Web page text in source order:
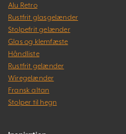
Alu Retro
Rustfrit glasgelænder
Stolpefrit gelænder
Glas og klemfæste
Håndliste
Rustfrit gelænder
Wiregelænder
Fransk altan
Stolper til hegn